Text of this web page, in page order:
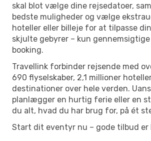
skal blot vælge dine rejsedatoer,
bedste muligheder og vælge
hoteller eller billeje for at tilpasse
skjulte gebyrer – kun
booking.
Travellink forbinder rejsende med
690 flyselskaber, 2,1 millioner
destinationer over hele verden.
planlægger en hurtig ferie eller en
du alt, hvad du har brug for, på ét
Start dit eventyr nu – gode tilbud